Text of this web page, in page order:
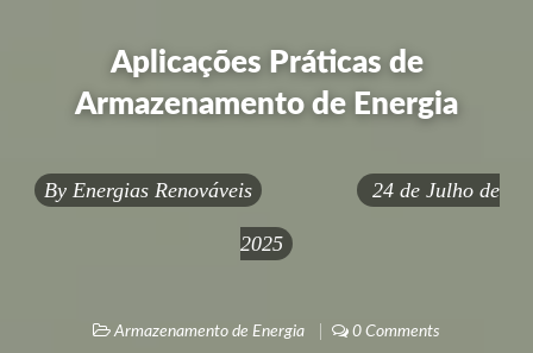
Aplicações Práticas de
Armazenamento de Energia
By Energias Renováveis 24 de Julho de
2025
Armazenamento de Energia 0 Comments